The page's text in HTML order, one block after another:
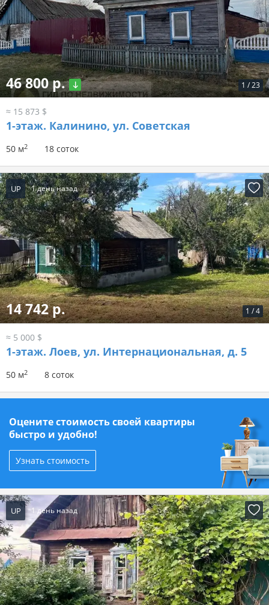
1 /23
46 800 р.
≈ 15 873 $
1-этаж. Калинино, ул. Советская
50 м2 18 соток
UP 1 день назад
1 /4
14 742 р.
≈ 5 000 $
1-этаж. Лоев, ул. Интернациональная, д. 5
50 м2 8 соток
Оцените стоимость своей квартиры
быстро и удобно!
Узнать стоимость
UP 1 день назад